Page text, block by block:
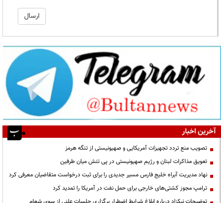
آخرین اخبار
تصویب منع تردد تجهیزات آمریکایی و صهیونیستی از تنگه هرمز
تعویق مذاکرات لبنان و رژیم صهیونیستی در پی تنش میان طرفین
نهاد مدیریت آبراه خلیج فارس مسیر جدیدی را برای ثبت درخواست متقاضیان معرفی کرد
ترامپ مجوز کشتی‌های خارجی برای حمل نفت در آمریکا را تمدید کرد